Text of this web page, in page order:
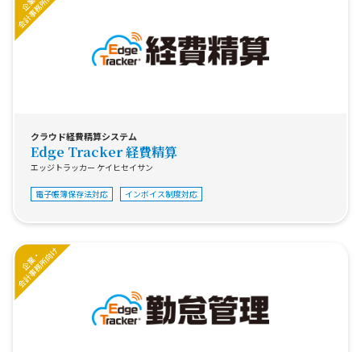
クラウド経費精算システム
Edge Tracker 経費精算
エッジトラッカー ケイヒセイサン
電子帳簿保存法対応 インボイス制度対応